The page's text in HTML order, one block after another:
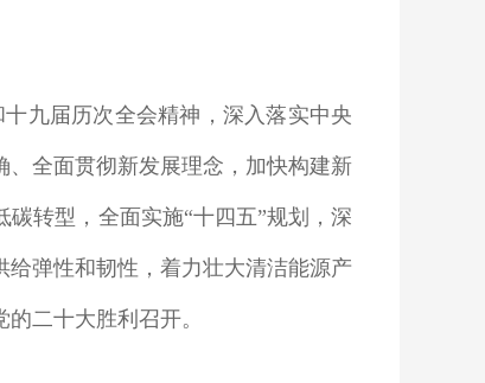
九届历次全会精神，深入落实中央
全面贯彻新发展理念，加快构建新
转型，全面实施“十四五”规划，深
弹性和韧性，着力壮大清洁能源产
二十大胜利召开。